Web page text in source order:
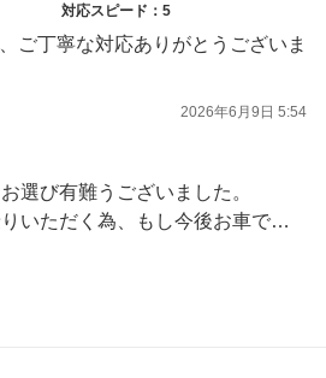
対応スピード：5
ご丁寧な対応ありがとうございま
2026年6月9日 5:54
選び有難うございました。
お車で気になる事がありましたら何でもご相談くださいませ。